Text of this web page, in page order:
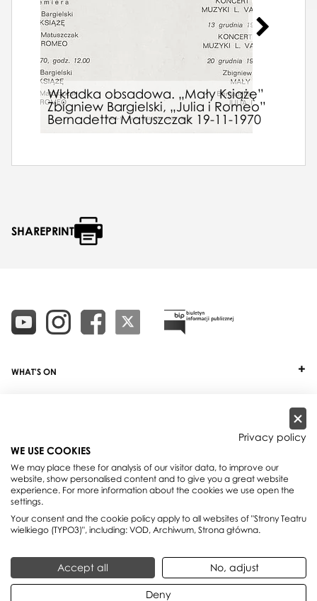
Wkładka obsadowa. „Mały Książę”
Zbigniew Bargielski, „Julia i Romeo”
Bernadetta Matuszczak 19-11-1970
SHAREPRINT
WHAT'S ON
OUR PROJECTS
PRACTICAL INFO
FOR PARTNERS AND SPONSORS
Teatr Wielki - Polish National Opera, plac Teatralny 1, 00-950 Warszawa,
skrytka pocztowa 59
Reservations:+48 22 692 02 08
Privacy policy
WE USE COOKIES
We may place these for analysis of our visitor data, to improve our
website, show personalised content and to give you a great website
experience. For more information about the cookies we use open the
settings.
Your consent and the cookie policy apply to all websites of "Strony Teatru
wielkiego (TYPO3)", including: VOD, Archiwum, Strona główna.
Accept all No, adjust
Deny